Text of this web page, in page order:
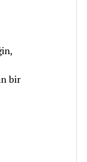
bir